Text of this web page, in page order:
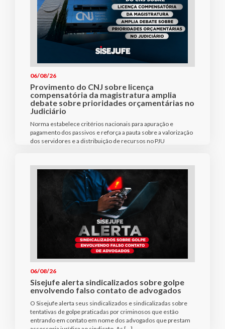
06/08/26
Provimento do CNJ sobre licença
compensatória da magistratura amplia
debate sobre prioridades orçamentárias no
Judiciário
Norma estabelece critérios nacionais para apuração e
pagamento dos passivos e reforça a pauta sobre a valorização
dos servidores e a distribuição de recursos no PJU
06/08/26
Sisejufe alerta sindicalizados sobre golpe
envolvendo falso contato de advogados
O Sisejufe alerta seus sindicalizados e sindicalizadas sobre
tentativas de golpe praticadas por criminosos que estão
entrando em contato em nome dos advogados que prestam